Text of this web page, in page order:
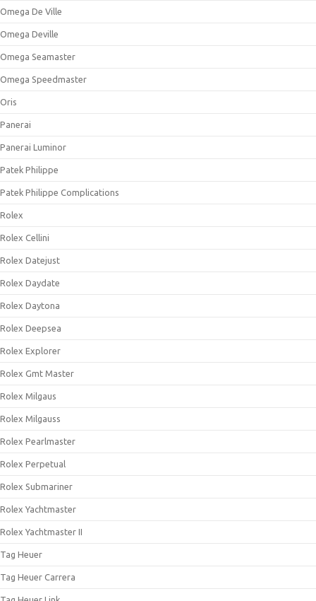
Omega De Ville
Omega Deville
Omega Seamaster
Omega Speedmaster
Oris
Panerai
Panerai Luminor
Patek Philippe
Patek Philippe Complications
Rolex
Rolex Cellini
Rolex Datejust
Rolex Daydate
Rolex Daytona
Rolex Deepsea
Rolex Explorer
Rolex Gmt Master
Rolex Milgaus
Rolex Milgauss
Rolex Pearlmaster
Rolex Perpetual
Rolex Submariner
Rolex Yachtmaster
Rolex Yachtmaster II
Tag Heuer
Tag Heuer Carrera